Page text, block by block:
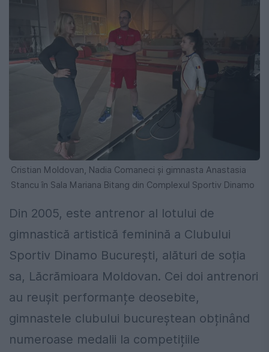
Cristian Moldovan, Nadia Comaneci și gimnasta Anastasia
Stancu în Sala Mariana Bitang din Complexul Sportiv Dinamo
Din 2005, este antrenor al lotului de
gimnastică artistică feminină a Clubului
Sportiv Dinamo București, alături de soția
sa, Lăcrămioara Moldovan. Cei doi antrenori
au reușit performanțe deosebite,
gimnastele clubului bucureștean obținând
numeroase medalii la competițiile